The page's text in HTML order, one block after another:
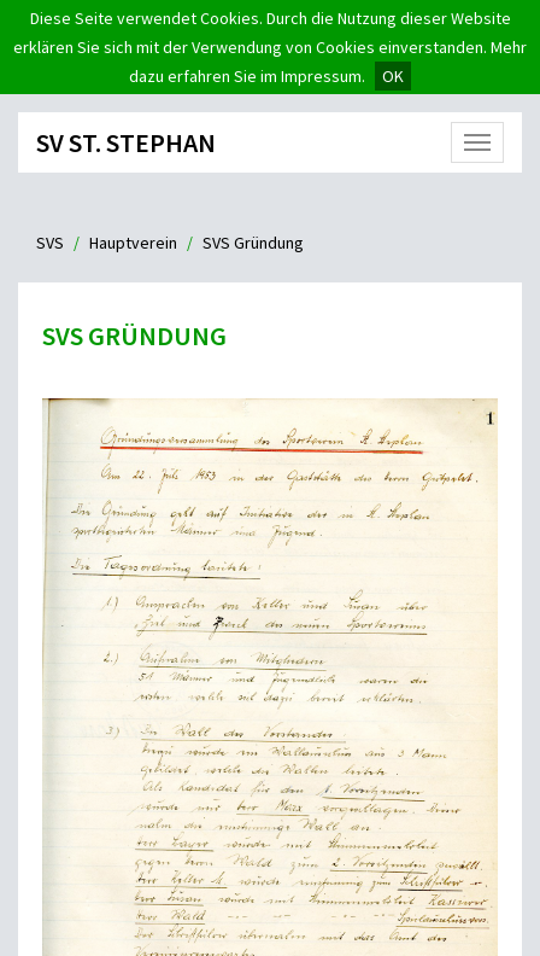
Diese Seite verwendet Cookies. Durch die Nutzung dieser Website
erklären Sie sich mit der Verwendung von Cookies einverstanden. Mehr
dazu erfahren Sie im Impressum.
OK
Menü
SV ST. STEPHAN
SVS Hauptverein SVS Gründung
SVS GRÜNDUNG